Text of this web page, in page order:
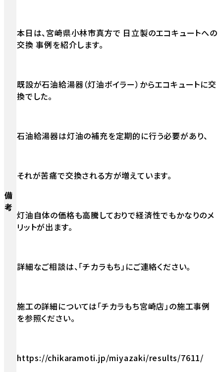
備
考
本日は、宮崎県小林市真方で 日立製のエコキュートへの
交換 事例を紹介します。
既設が石油給湯器（灯油ボイラー）からエコキュートに交
換でした。
石油給湯器は灯油の補充を定期的に行う必要があり、
それが苦痛で交換される方が増えています。
灯油自体の価格も高騰しておりで経済性でもかなりのメ
リットが出ます。
詳細なご相談は、「チカラもち」にご連絡ください。
施工の詳細については「チカラもち宮崎店」の施工事例
を参照ください。
https://chikaramoti.jp/miyazaki/results/7611/